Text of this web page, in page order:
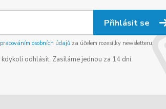
Přihlásit se
osobních údajůza účelem rozesílky newsletteru.
kdykoli odhlásit. Zasíláme jednou za 14 dní.